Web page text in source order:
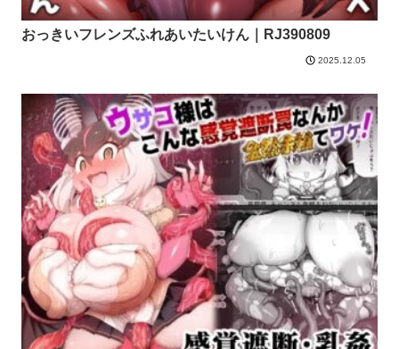
おっきいフレンズふれあいたいけん｜RJ390809
2025.12.05